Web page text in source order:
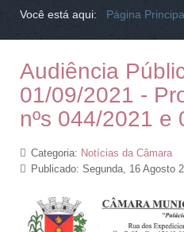
Você está aqui: Página
Audiência
01/09/2021 -
nºs 044/2021 e
Categoria: Notícias da Câmara
Publicado: Segunda, 16 Agosto